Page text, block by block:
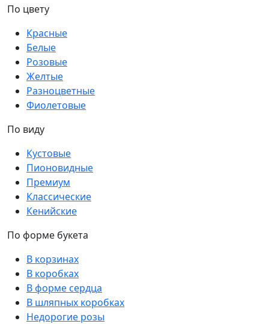
По цвету
Красные
Белые
Розовые
Желтые
Разноцветные
Фиолетовые
По виду
Кустовые
Пионовидные
Премиум
Классические
Кенийские
По форме букета
В корзинах
В коробках
В форме сердца
В шляпных коробках
Недорогие розы